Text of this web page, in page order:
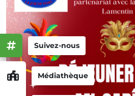
Médiathèque
Suivez-nous